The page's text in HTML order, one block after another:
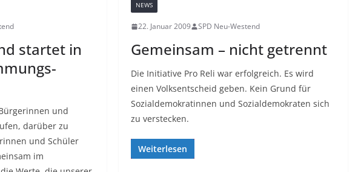
startet in
und
darüber zu
und Schüler
im
NEWS
22. Januar 2009 SPD Neu-Westend
Gemeinsam – nicht getrennt
Die Initiative Pro Reli war erfolgreich. Es wird
einen Volksentscheid geben. Kein Grund für
Sozialdemokratinnen und Sozialdemokraten sich
zu verstecken.
Weiterlesen